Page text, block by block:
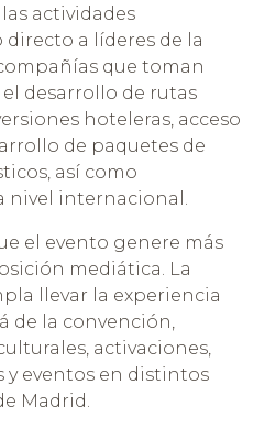
actividades
directo a líderes de la
que toman
desarrollo de rutas
hoteleras, acceso
de paquetes de
así como
nivel internacional.
el evento genere más
mediática. La
llevar la experiencia
de la convención,
activaciones,
y eventos en distintos
Madrid.